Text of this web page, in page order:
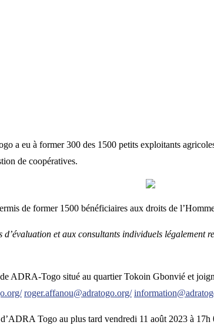
a eu à former 300 des 1500 petits exploitants
de coopératives.
de former 1500 bénéficiaires aux droits de
et aux consultants individuels légalement
ADRA-Togo situé au quartier Tokoin Gbonvié et
roger.affanou@adratogo.org/
Togo au plus tard vendredi 11 août 2023 à